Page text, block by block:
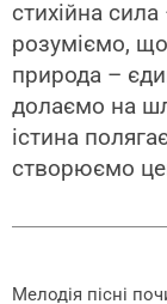
стихійна
розуміємо,
природа –
долаємо на
істина
створюємо
Мелодія пісні